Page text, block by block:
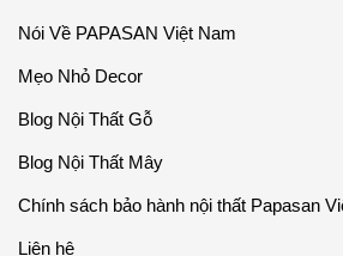
Nói Về PAPASAN Việt Nam
Mẹo Nhỏ Decor
Blog Nội Thất Gỗ
Blog Nội Thất Mây
Chính sách bảo hành nội thất Papasan
Liên hệ